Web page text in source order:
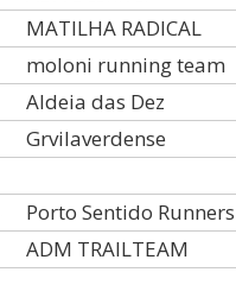
MATILHA RADICAL
moloni running team
Aldeia das Dez
Grvilaverdense
Porto Sentido Runners
ADM TRAILTEAM